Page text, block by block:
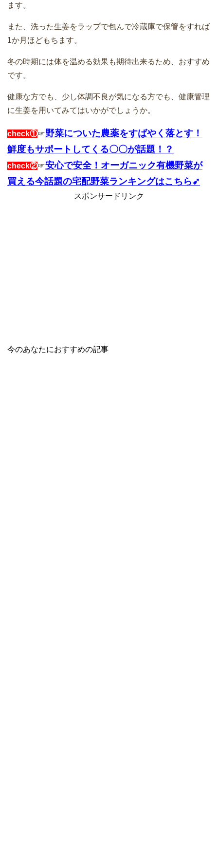
ます。
また、洗った生姜をラップで包んで冷蔵庫で保管をすれば
1か月ほどもちます。
冬の時期には体を温める効果も期待出来るため、おすすめ
です。
健康な方でも、少し体調不良が気になる方でも、健康管理
に生姜を用いてみてはいかがでしょうか。
check①☞野菜についた農薬をすばやく落とす！
鮮度もサポートしてくる〇〇が話題！？
check②☞安心で安全！オーガニック有機野菜が
買える今話題の宅配野菜ランキングはこちら➹
スポンサードリンク
今のあなたにおすすめの記事